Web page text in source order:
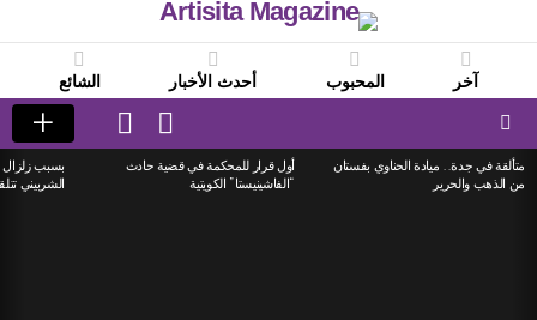
آخر المحبوب أحدث الأخبار الشائع
SWITCH
SKIN
LOGIN
LATEST
STORIES
متألقة في جدة.. ميادة الحناوي بفستان
من الذهب والحرير
أول قرار للمحكمة في قضية حادث
“الفاشينيستا” الكويتية
بسبب زلزال
الشربيني